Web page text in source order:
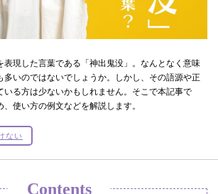
表現した言葉である「神出鬼没」。なんとなく意味
多いのではないでしょうか。しかし、その語源や正
いる方は少ないかもしれません。そこで本記事で
使い方の例文などを解説します。
ない
Contents